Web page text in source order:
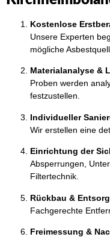
Kostenlose
Unsere Experten
mögliche
Materialanalyse &
Proben werden
festzustellen.
Individueller
Wir erstellen eine
Einrichtung der
Absperrungen,
Filtertechnik.
Rückbau &
Fachgerechte
Freimessung &